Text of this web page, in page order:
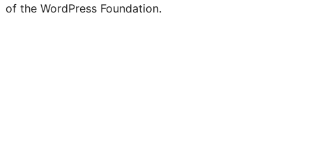
of the WordPress Foundation.